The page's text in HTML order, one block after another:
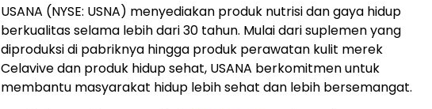
USANA (NYSE: USNA) menyediakan produk nutrisi dan gaya hidup
berkualitas selama lebih dari 30 tahun. Mulai dari suplemen yang
diproduksi di pabriknya hingga produk perawatan kulit merek
Celavive dan produk hidup sehat, USANA berkomitmen untuk
membantu masyarakat hidup lebih sehat dan lebih bersemangat.